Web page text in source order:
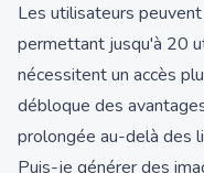
Les utilisateurs
permettant jusqu'à 20
nécessitent un accès
débloque des
prolongée au-delà des
Puis-je générer des